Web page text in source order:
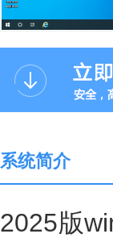
系统简介
2025版